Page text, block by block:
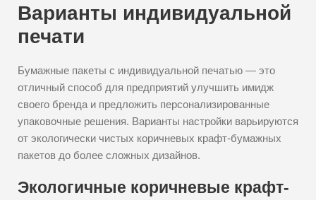
Варианты индивидуальной
печати
Бумажные пакеты с индивидуальной печатью — это
отличный способ для предприятий улучшить имидж
своего бренда и предложить персонализированные
упаковочные решения. Варианты настройки варьируются
от экологически чистых коричневых крафт-бумажных
пакетов до более сложных дизайнов.
Экологичные коричневые крафт-